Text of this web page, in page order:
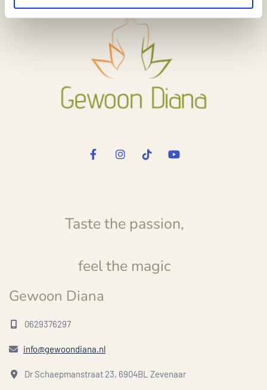
Taste the passion,
feel the magic
Gewoon Diana
0629376297
 info@gewoondiana.nl
Dr Schaepmanstraat 23, 6904BL Zevenaar